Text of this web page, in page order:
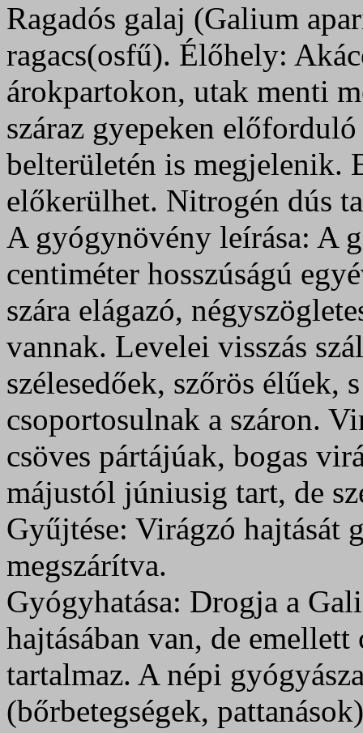
Ragadós galaj (Galium
ragacs(osfű). Élőhely:
árokpartokon, utak menti
száraz gyepeken
belterületén is megjelenik.
előkerülhet. Nitrogén dús
A gyógynövény leírása: A
centiméter hosszúságú
szára elágazó,
vannak. Levelei visszás
szélesedőek, szőrös élűek,
csoportosulnak a száron.
csöves pártájúak, bogas
májustól júniusig tart, de
Gyűjtése: Virágzó hajtását
megszárítva.
Gyógyhatása: Drogja a
hajtásában van, de
tartalmaz. A népi
(bőrbetegségek,